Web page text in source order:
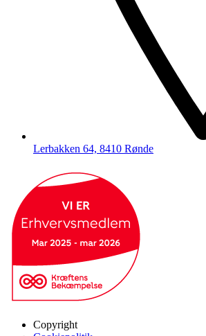
Lerbakken 64, 8410 Rønde
Copyright